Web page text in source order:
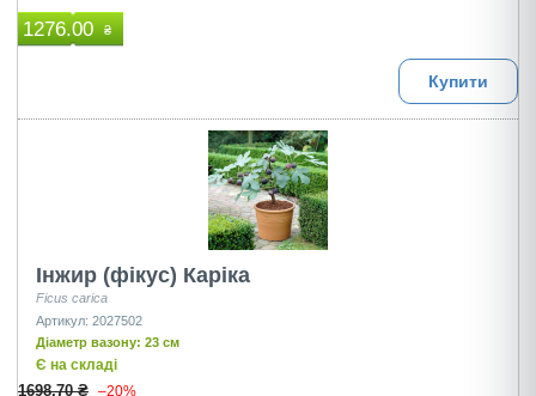
1276.00 ₴
Купити
Інжир (фікус) Каріка
Ficus carica
Артикул: 2027502
Діаметр вазону: 23 см
Є на складі
1698.70 ₴ –20%